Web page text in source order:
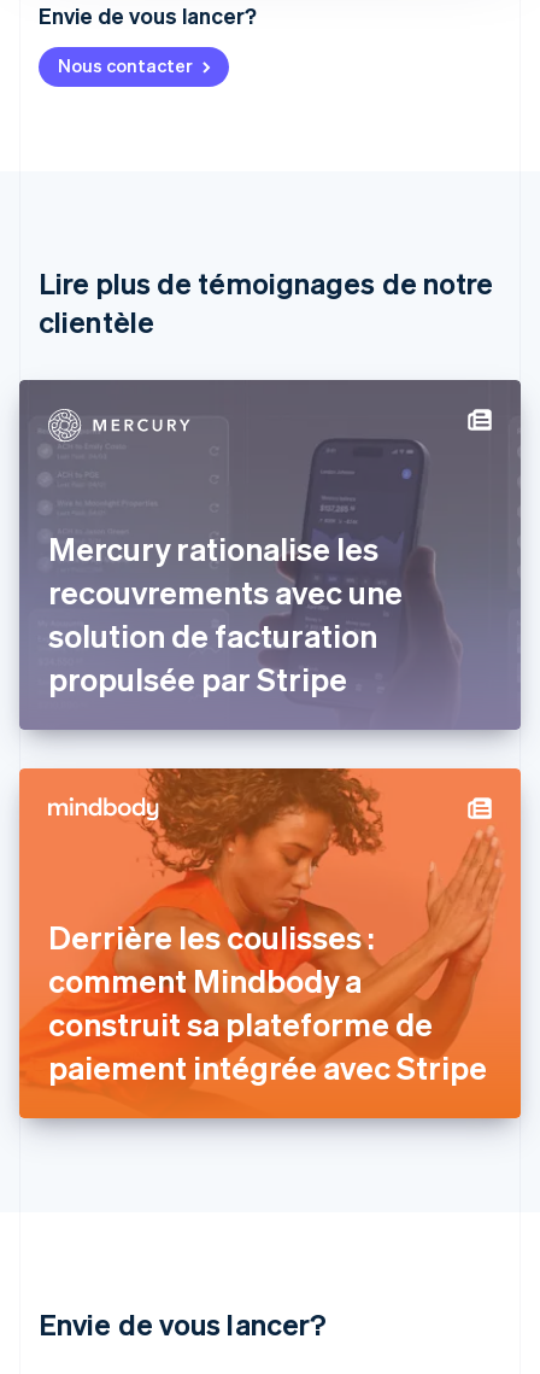
Envie de vous lancer?
Nous contacter
Lire plus de témoignages de notre
clientèle
Mercury rationalise les
recouvrements avec une
solution de facturation
propulsée par Stripe
Derrière les coulisses :
comment Mindbody a
construit sa plateforme de
paiement intégrée avec Stripe
Envie de vous lancer?
Allemagne
DeutschEnglish
Australie
Bulgarie
English
Canada
Chine continentale
Chypre
English
Émirats arabes unis
English
Espagne
Estonie
États-Unis
EnglishSvenska
English
Grèce
English
Hongrie
English
Inde
English
Irlande
English
Italie
Lituanie
English